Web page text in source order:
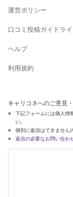
運営ポリシー
口コミ投稿ガイドラ
ヘルプ
利用規約
キャリコネへのご意見
下記フォームには個人情
い。
個別に返信はできません
返信の必要なお問い合わ